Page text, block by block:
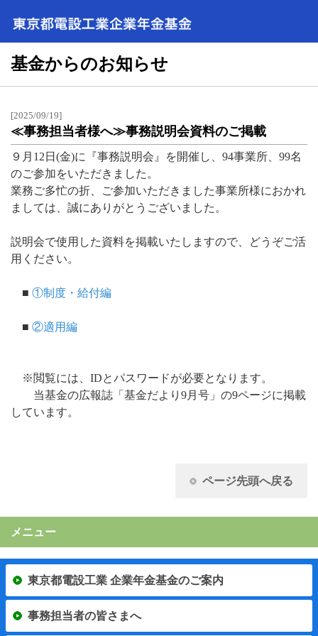
基金からのお知らせ
[2025/09/19]
≪事務担当者様へ≫事務説明会資料のご掲載
９月12日(金)に『事務説明会』を開催し、94事業所、99名
のご参加をいただきました。
業務ご多忙の折、ご参加いただきました事業所様におかれ
ましては、誠にありがとうございました。
説明会で使用した資料を掲載いたしますので、どうぞご活
用ください。
■ ①制度・給付編
■ ②適用編
※閲覧には、IDとパスワードが必要となります。
当基金の広報誌「基金だより9月号」の9ページに掲載
しています。
ページ先頭へ戻る
メニュー
東京都電設工業 企業年金基金のご案内
事務担当者の皆さまへ